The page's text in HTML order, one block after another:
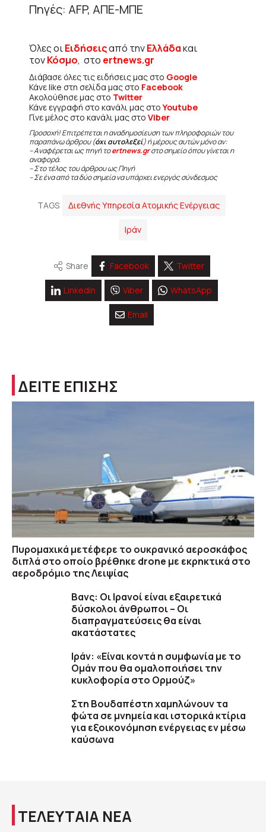
Πηγές: AFP, ΑΠΕ-ΜΠΕ
Όλες οιΕιδήσειςαπό τηνΕλλάδακαι
τονΚόσμο, στο ertnews.gr
Διάβασε όλες τις ειδήσεις μας στο Google
Κάνε like στη σελίδα μας στο Facebook
Ακολούθησε μας στο Twitter
Κάνε εγγραφή στο κανάλι μας στοYoutube
Γίνε μέλος στο κανάλι μας στο Viber
Προσοχή! Επιτρέπεται η αναδημοσίευση των πληροφοριών του
παραπάνω άρθρου (όχι αυτολεξεί) ή μέρους αυτών μόνο αν:
– Αναφέρεται ως πηγή τοertnews.grστο σημείο όπου γίνεται η
αναφορά.
– Στο τέλος του άρθρου ως Πηγή
– Σε ένα από τα δύο σημεία να υπάρχει ενεργός σύνδεσμος
TAGS Διεθνής Υπηρεσία Ατομικής Ενέργειας
Ιράν
Share Facebook Twitter
Linkedin Viber WhatsApp
Email
ΔΕΙΤΕ ΕΠΙΣΗΣ
Πυρομαχικά μετέφερε το ουκρανικό αεροσκάφος
διπλά στο οποίο βρέθηκε drone με εκρηκτικά στο
αεροδρόμιο της Λειψίας
Βανς: Οι Ιρανοί είναι εξαιρετικά
δύσκολοι άνθρωποι – Οι
διαπραγματεύσεις θα είναι
ακατάστατες
Ιράν: «Είναι κοντά η συμφωνία με το
Ομάν που θα ομαλοποιήσει την
κυκλοφορία στο Ορμούζ»
Στη Βουδαπέστη χαμηλώνουν τα
φώτα σε μνημεία και ιστορικά κτίρια
για εξοικονόμηση ενέργειας εν μέσω
καύσωνα
ΤΕΛΕΥΤΑΙΑ ΝΕΑ